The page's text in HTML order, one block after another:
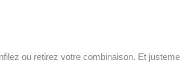
ou retirez votre combinaison. Et